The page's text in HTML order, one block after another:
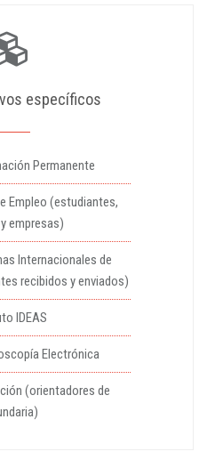
específicos
Permanente
Empleo (estudiantes,
empresas)
Internacionales de
recibidos y enviados)
IDEAS
Electrónica
(orientadores de